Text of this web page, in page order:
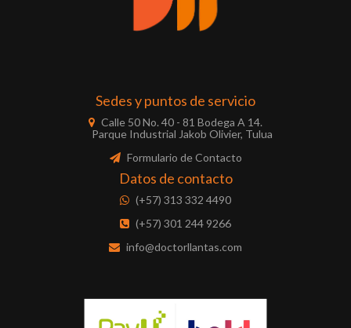
Sedes y puntos de servicio
Calle 50 No. 40 - 81 Bodega A 14.
Parque Industrial Jakob Olivier, Tulua
Formulario de Contacto
Datos de contacto
(+57) 313 332 4490
(+57) 301 244 9266
info@doctorllantas.com